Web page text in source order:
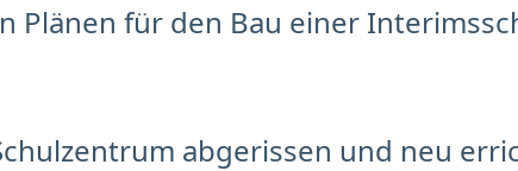
Plänen für den Bau einer
abgerissen und neu